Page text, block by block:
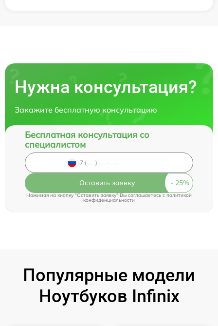
Нужна консультация?
Закажите бесплатную консультацию
Бесплатная консультация со
специалистом
Оставить заявку
Нажимая на кнопку "Оставить заявку" Вы соглашаетесь cполитикой
конфиденциальности
Популярные модели
Ноутбуков Infinix